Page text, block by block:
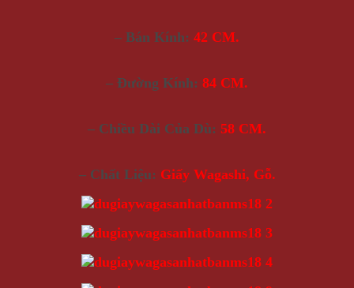
– Bán Kính: 42 CM.
– Đường Kính: 84 CM.
– Chiều Dài Của Dù: 58 CM.
– Chất Liệu: Giấy Wagashi, Gỗ.